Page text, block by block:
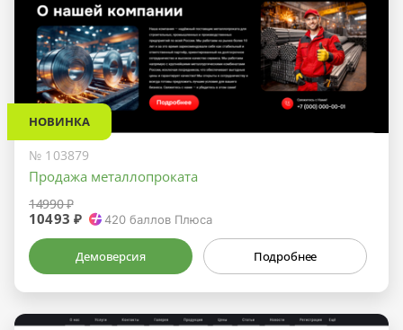
НОВИНКА
№ 103879
Продажа металлопроката
14990 ₽
10493 ₽ 420 баллов Плюса
Демоверсия Подробнее